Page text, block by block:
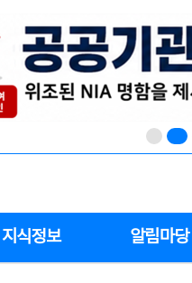
지식정보 알림마당